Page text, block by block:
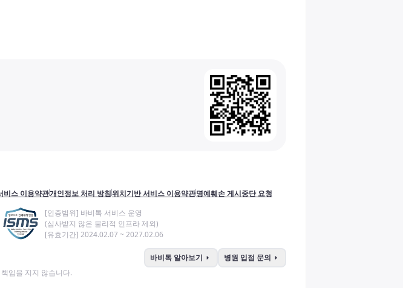
비스 이용약관개인정보 처리 방침위치기반 서비스 이용약관명예훼손 게시중단 요청
[인증범위] 바비톡 서비스 운영
(심사받지 않은 물리적 인프라 제외)
[유효기간] 2024.02.07 ~ 2027.02.06
바비톡 알아보기 arrow_right 병원 입점 문의 arrow_right
임을 지지 않습니다.